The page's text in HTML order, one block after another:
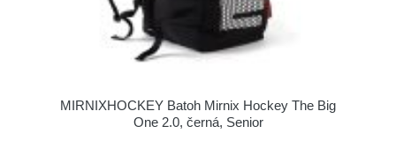
MIRNIXHOCKEY Batoh Mirnix Hockey The Big
One 2.0, černá, Senior